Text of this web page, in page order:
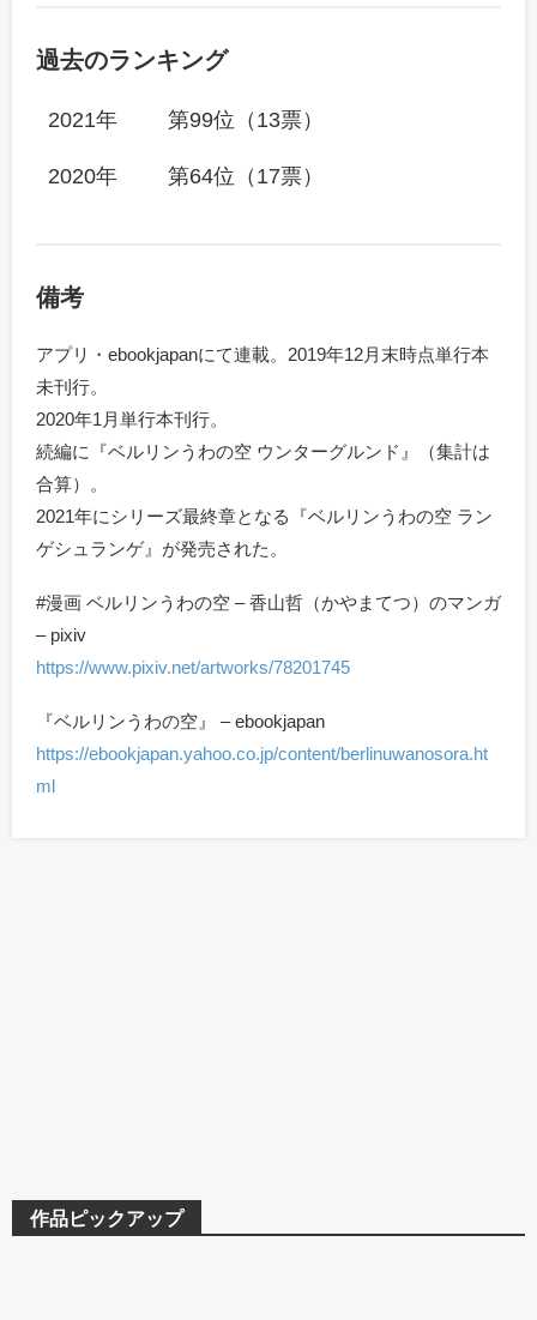
過去のランキング
2021年 第99位（13票）
2020年 第64位（17票）
備考
アプリ・ebookjapanにて連載。2019年12月末時点単行本
未刊行。
2020年1月単行本刊行。
続編に『ベルリンうわの空 ウンターグルンド』（集計は
合算）。
2021年にシリーズ最終章となる『ベルリンうわの空 ラン
ゲシュランゲ』が発売された。
#漫画 ベルリンうわの空 – 香山哲（かやまてつ）のマンガ
– pixiv
https://www.pixiv.net/artworks/78201745
『ベルリンうわの空』 – ebookjapan
https://ebookjapan.yahoo.co.jp/content/berlinuwanosora.ht
ml
作品ピックアップ